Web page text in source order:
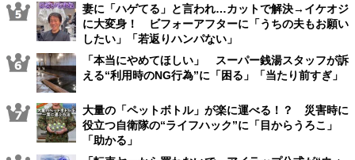
妻に「ハゲてる」と言われ…カットで解決→イケオジ
に大変身！ ビフォーアフターに「うちの夫もお願い
したい」「若返りハンパない」
「本当にやめてほしい」 スーパー銭湯スタッフが訴
える“利用時のNG行為”に「困る」「当たり前すぎ」
大量の「ペットボトル」が楽に運べる！？ 災害時に
役立つ自衛隊の“ライフハック”に「目からうろこ」
「助かる」